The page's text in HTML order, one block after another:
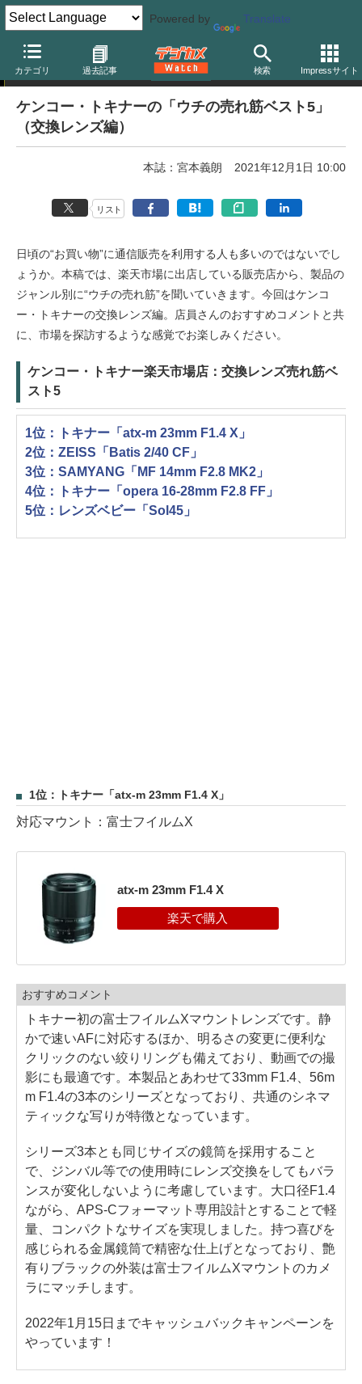
Powered by Translate
カテゴリ 過去記事 検索 Impressサイト
楽天市場巡り
ケンコー・トキナーの「ウチの売れ筋ベスト5」
（交換レンズ編）
本誌：宮本義朗 2021年12月1日 10:00
リスト
日頃の“お買い物”に通信販売を利用する人も多いのではないでし
ょうか。本稿では、楽天市場に出店している販売店から、製品の
ジャンル別に“ウチの売れ筋”を聞いていきます。今回はケンコ
ー・トキナーの交換レンズ編。店員さんのおすすめコメントと共
に、市場を探訪するような感覚でお楽しみください。
ケンコー・トキナー楽天市場店：交換レンズ売れ筋ベ
スト5
1位：トキナー「atx-m 23mm F1.4 X」
2位：ZEISS「Batis 2/40 CF」
3位：SAMYANG「MF 14mm F2.8 MK2」
4位：トキナー「opera 16-28mm F2.8 FF」
5位：レンズベビー「Sol45」
1位：トキナー「atx-m 23mm F1.4 X」
対応マウント：富士フイルムX
atx-m 23mm F1.4 X
おすすめコメント
トキナー初の富士フイルムXマウントレンズです。静
かで速いAFに対応するほか、明るさの変更に便利な
クリックのない絞りリングも備えており、動画での撮
影にも最適です。本製品とあわせて33mm F1.4、56m
m F1.4の3本のシリーズとなっており、共通のシネマ
ティックな写りが特徴となっています。
シリーズ3本とも同じサイズの鏡筒を採用すること
で、ジンバル等での使用時にレンズ交換をしてもバラ
ンスが変化しないように考慮しています。大口径F1.4
ながら、APS-Cフォーマット専用設計とすることで軽
量、コンパクトなサイズを実現しました。持つ喜びを
感じられる金属鏡筒で精密な仕上げとなっており、艶
有りブラックの外装は富士フイルムXマウントのカメ
ラにマッチします。
2022年1月15日までキャッシュバックキャンペーンを
やっています！